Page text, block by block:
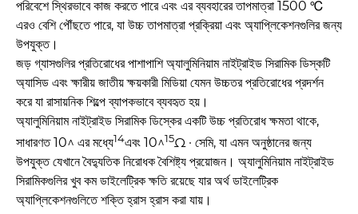
পরিবেশে স্থিরভাবে কাজ করতে পারে এবং এর ব্যবহারের তাপমাত্রা 1500 ℃
এরও বেশি পৌঁছতে পারে, যা উচ্চ তাপমাত্রা প্রক্রিয়া এবং অ্যাপ্লিকেশনগুলির জন্য
উপযুক্ত।
জড় গ্যাসগুলির প্রতিরোধের পাশাপাশি অ্যালুমিনিয়াম নাইট্রাইড সিরামিক ডিস্কটি
অ্যাসিড এবং ক্ষারীয় জাতীয় ক্ষয়কারী মিডিয়া যেমন উচ্চতর প্রতিরোধের প্রদর্শন
করে যা রাসায়নিক শিল্পে ব্যাপকভাবে ব্যবহৃত হয়।
অ্যালুমিনিয়াম নাইট্রাইড সিরামিক ডিস্কের একটি উচ্চ প্রতিরোধ ক্ষমতা থাকে,
সাধারণত 10^ এর মধ্যে14এবং 10^15Ω · সেমি, যা এমন অনুষ্ঠানের জন্য
উপযুক্ত যেখানে বৈদ্যুতিক নিরোধক বৈশিষ্ট্য প্রয়োজন। অ্যালুমিনিয়াম নাইট্রাইড
সিরামিকগুলির খুব কম ডাইলেট্রিক ক্ষতি রয়েছে যার অর্থ ডাইলেট্রিক
অ্যাপ্লিকেশনগুলিতে শক্তি হ্রাস হ্রাস করা যায়।